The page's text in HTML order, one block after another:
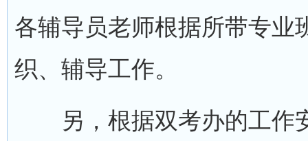
各辅导员老师根据所带专业
织、辅导工作。
另，根据双考办的工作